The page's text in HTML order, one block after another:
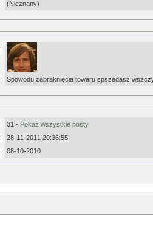
(Nieznany)
Spowodu zabraknięcia towaru spszedasz
31 - Pokaż wszystkie posty
28-11-2011 20:36:55
08-10-2010